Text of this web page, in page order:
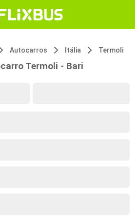
Autocarros Itália Termoli
Termoli - Bari